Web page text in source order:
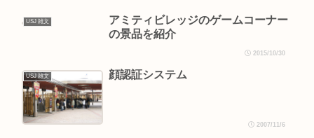
USJ 雑文
アミティビレッジのゲームコーナー
の景品を紹介
2015/10/30
USJ 雑文 顔認証システム
2007/11/6